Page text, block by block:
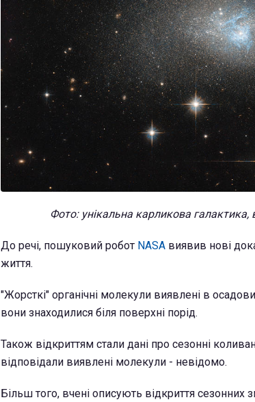
Фото: унікальна карликова
До речі, пошуковий робот NASA виявив нові
життя.
"Жорсткі" органічні молекули виявлені в
вони знаходилися біля поверхні порід.
Також відкриттям стали дані про сезонні
відповідали виявлені молекули - невідомо.
Більш того, вчені описують відкриття